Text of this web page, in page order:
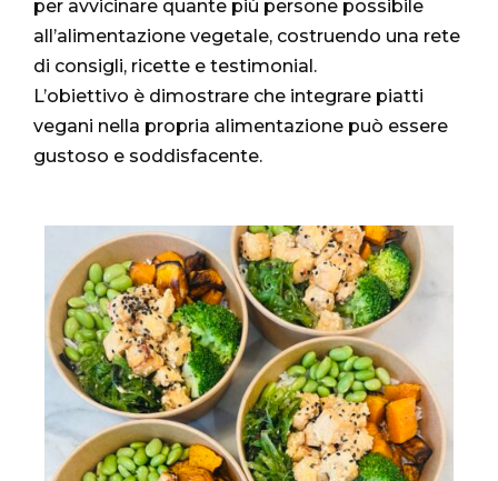
per avvicinare quante più persone possibile
all’alimentazione vegetale, costruendo una rete
di consigli, ricette e testimonial.
L’obiettivo è dimostrare che integrare piatti
vegani nella propria alimentazione può essere
gustoso e soddisfacente.